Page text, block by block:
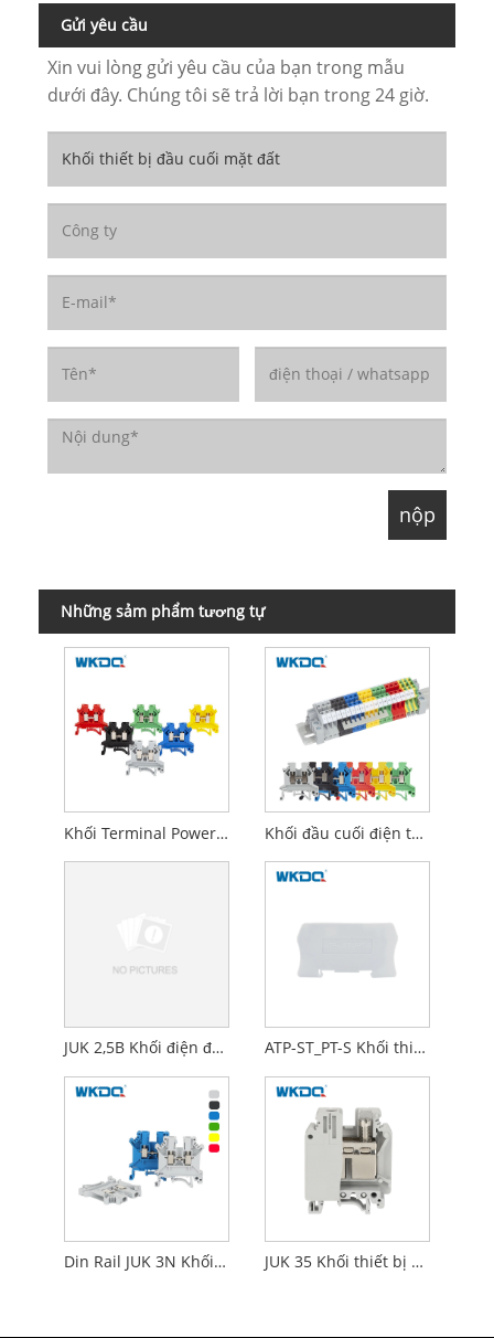
Gửi yêu cầu
Xin vui lòng gửi yêu cầu của bạn trong mẫu
dưới đây. Chúng tôi sẽ trả lời bạn trong 24 giờ.
Những sảm phẩm tương tự
Khối Terminal Power JUK 1.5N, khối đầu cuối phân phối điện Khối đầu cuối điện tương đương nylon PA66 JUK 2.5B
JUK 2,5B Khối điện đầu tương đương Khối 2,5mm INEC 60947-7-1 ATP-ST_PT-S Khối thiết bị đầu cuối tấm phân vùng Din Rail cho JST JPT
Din Rail JUK 3N Khối thiết bị đầu cuối điện trục vít 10AWG Chống rung JUK 35 Khối thiết bị đầu cuối được gắn dễ vỡ Chống cháy Kích thước chéo 35mm Độ chính xác cao